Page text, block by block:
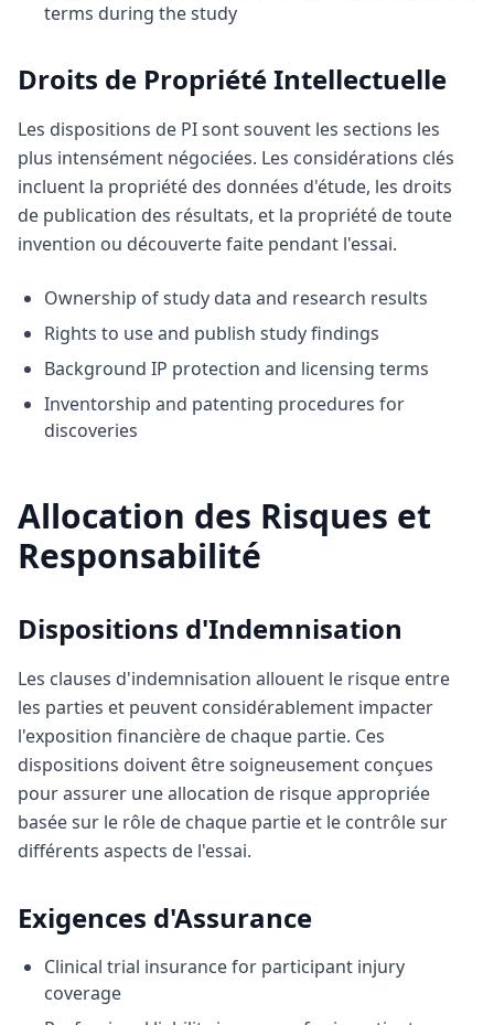
terms during the study
Droits de Propriété Intellectuelle
Les dispositions de PI sont souvent les sections les
plus intensément négociées. Les considérations clés
incluent la propriété des données d'étude, les droits
de publication des résultats, et la propriété de toute
invention ou découverte faite pendant l'essai.
Ownership of study data and research results
Rights to use and publish study findings
Background IP protection and licensing terms
Inventorship and patenting procedures for
discoveries
Allocation des Risques et
Responsabilité
Dispositions d'Indemnisation
Les clauses d'indemnisation allouent le risque entre
les parties et peuvent considérablement impacter
l'exposition financière de chaque partie. Ces
dispositions doivent être soigneusement conçues
pour assurer une allocation de risque appropriée
basée sur le rôle de chaque partie et le contrôle sur
différents aspects de l'essai.
Exigences d'Assurance
Clinical trial insurance for participant injury
coverage